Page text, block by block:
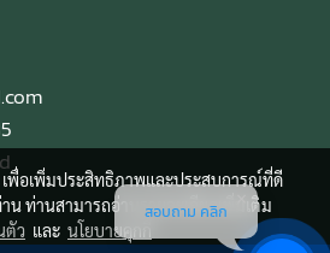
เพื่อเพิ่มประสิทธิภาพและประสบการณ์ที่ดี
น ท่านสามารถอ่านรายละเอียดเพิ่มเติม
ตัว และ นโยบายคุกกี้
สอบถาม คลิก